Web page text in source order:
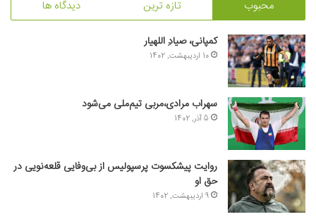
محبوب تازه ترین دیدگاه ها
کمپانی، صیادِ اللهیار
10 اردیبهشت, 1402
سهراب مرادی،مربی تیم‌ملی می‌شود
5 آذر, 1402
روایت پیشکسوت پرسپولیس از بی‌وفایی قلعه‌نویی در
حق او
9 اردیبهشت, 1402